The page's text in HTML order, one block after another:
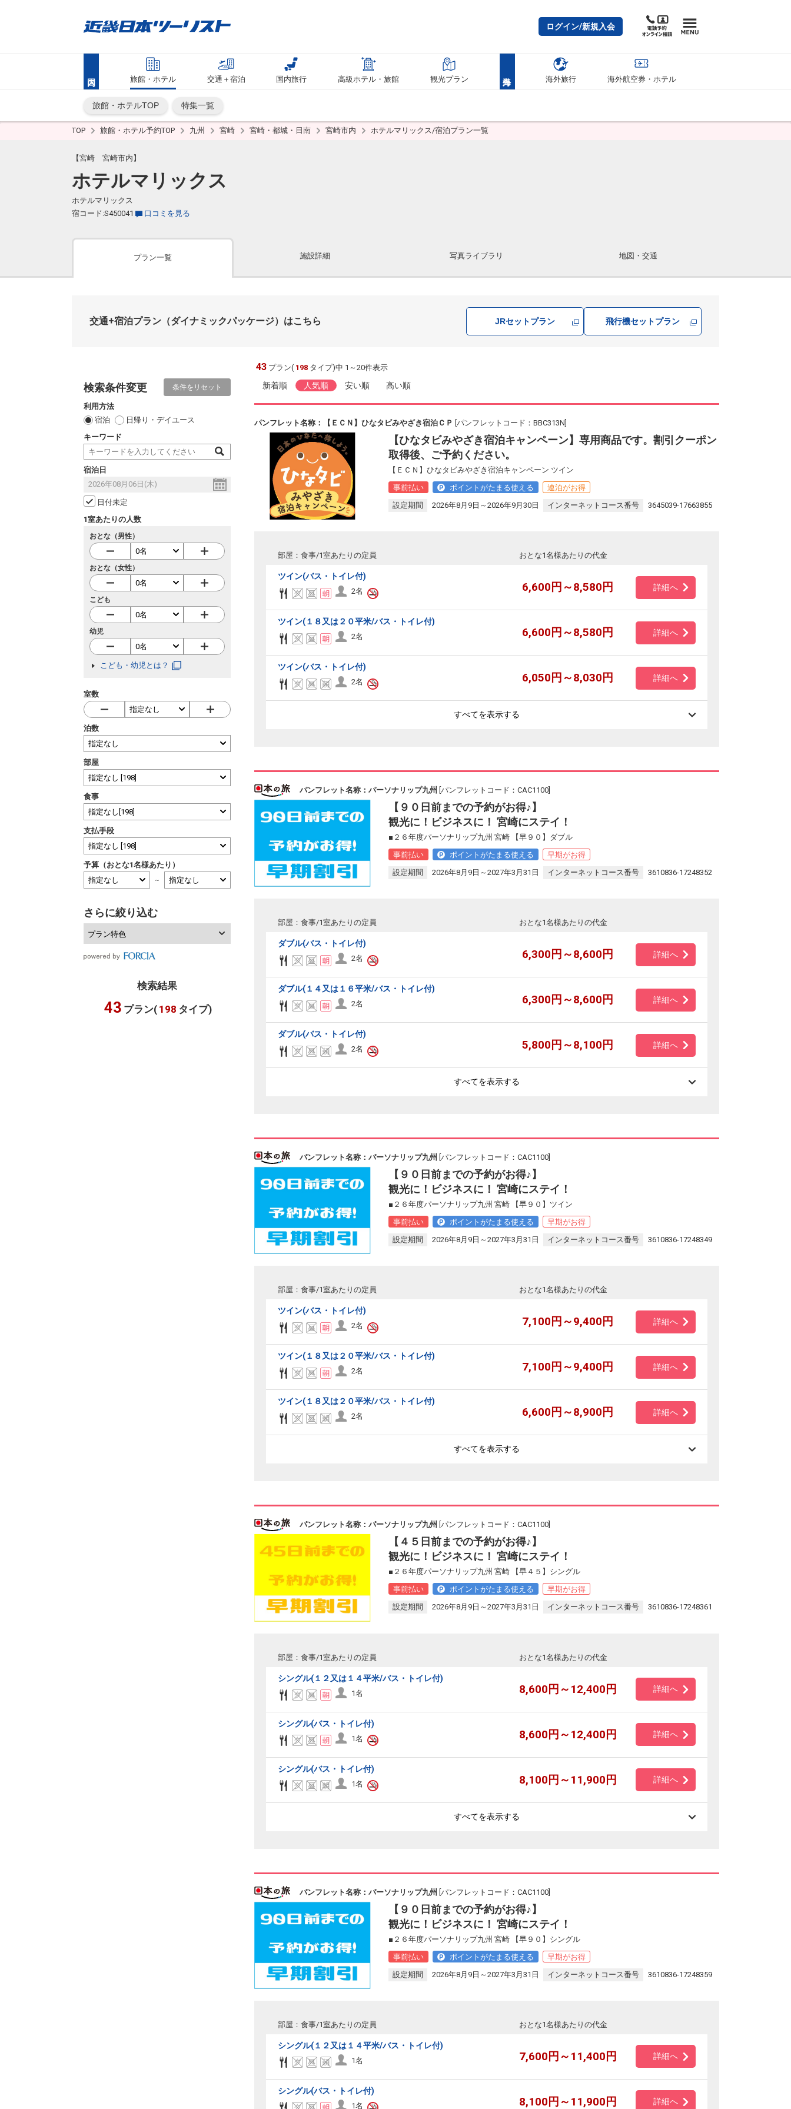
ログイン/新規入会
旅館・ホテル 交通＋宿泊 国内旅行 高級ホテル・旅館 観光プラン 海外旅行 海外航空券・ホテル
旅館・ホテルTOP 特集一覧
TOP 旅館・ホテル予約TOP 九州 宮崎 宮崎・都城・日南 宮崎市内 ホテルマリックス/宿泊プラン一覧
【宮崎 宮崎市内】
ホテルマリックス
ホテルマリックス
宿コード:S450041
口コミを見る
プラン一覧 施設詳細 写真ライブラリ 地図・交通
交通+宿泊プラン （ダイナミックパッケージ）はこちら JRセットプラン 飛行機セットプラン
検索条件変更 条件をリセット
利用方法
宿泊
日帰り・デイユース
キーワード
宿泊日
日付未定
1室あたりの人数
おとな（男性）
おとな（女性）
こども
幼児
こども・幼児とは？
室数
泊数
部屋
食事
支払手段
予算（おとな1名様あたり）
～
さらに絞り込む
プラン特色
検索結果
43 プラン( 198 タイプ)
43 プラン( 198 タイプ)中 1～20件表示
新着順 人気順 安い順 高い順
パンフレット名称：【ＥＣＮ】ひなタビみやざき宿泊ＣＰ [パンフレットコード：BBC313N]
【ひなタビみやざき宿泊キャンペーン】専用商品です。割引クーポン
取得後、ご予約ください。
【ＥＣＮ】ひなタビみやざき宿泊キャンペーン ツイン
事前払い
ポイントがたまる使える
連泊がお得
設定期間
2026年8月9日～2026年9月30日 インターネットコース番号 3645039-17663855
部屋：食事/1室あたりの定員 おとな1名様あたりの代金
ツイン(バス・トイレ付)
2名 6,600円～8,580円 詳細へ
ツイン(１８又は２０平米/バス・トイレ付)
2名 6,600円～8,580円 詳細へ
ツイン(バス・トイレ付)
2名 6,050円～8,030円 詳細へ
すべてを表示する
パンフレット名称：パーソナリップ九州 [パンフレットコード：CAC1100]
【９０日前までの予約がお得♪】
観光に！ビジネスに！ 宮崎にステイ！
■２６年度パーソナリップ九州 宮崎 【早９０】ダブル
事前払い
ポイントがたまる使える
早期がお得
設定期間
2026年8月9日～2027年3月31日 インターネットコース番号 3610836-17248352
部屋：食事/1室あたりの定員 おとな1名様あたりの代金
ダブル(バス・トイレ付)
2名 6,300円～8,600円 詳細へ
ダブル(１４又は１６平米/バス・トイレ付)
2名 6,300円～8,600円 詳細へ
ダブル(バス・トイレ付)
2名 5,800円～8,100円 詳細へ
すべてを表示する
パンフレット名称：パーソナリップ九州 [パンフレットコード：CAC1100]
【９０日前までの予約がお得♪】
観光に！ビジネスに！ 宮崎にステイ！
■２６年度パーソナリップ九州 宮崎 【早９０】ツイン
事前払い
ポイントがたまる使える
早期がお得
設定期間
2026年8月9日～2027年3月31日 インターネットコース番号 3610836-17248349
部屋：食事/1室あたりの定員 おとな1名様あたりの代金
ツイン(バス・トイレ付)
2名 7,100円～9,400円 詳細へ
ツイン(１８又は２０平米/バス・トイレ付)
2名 7,100円～9,400円 詳細へ
ツイン(１８又は２０平米/バス・トイレ付)
2名 6,600円～8,900円 詳細へ
すべてを表示する
パンフレット名称：パーソナリップ九州 [パンフレットコード：CAC1100]
【４５日前までの予約がお得♪】
観光に！ビジネスに！ 宮崎にステイ！
■２６年度パーソナリップ九州 宮崎 【早４５】シングル
事前払い
ポイントがたまる使える
早期がお得
設定期間
2026年8月9日～2027年3月31日 インターネットコース番号 3610836-17248361
部屋：食事/1室あたりの定員 おとな1名様あたりの代金
シングル(１２又は１４平米/バス・トイレ付)
1名 8,600円～12,400円 詳細へ
シングル(バス・トイレ付)
1名 8,600円～12,400円 詳細へ
シングル(バス・トイレ付)
1名 8,100円～11,900円 詳細へ
すべてを表示する
パンフレット名称：パーソナリップ九州 [パンフレットコード：CAC1100]
【９０日前までの予約がお得♪】
観光に！ビジネスに！ 宮崎にステイ！
■２６年度パーソナリップ九州 宮崎 【早９０】シングル
事前払い
ポイントがたまる使える
早期がお得
設定期間
2026年8月9日～2027年3月31日 インターネットコース番号 3610836-17248359
部屋：食事/1室あたりの定員 おとな1名様あたりの代金
シングル(１２又は１４平米/バス・トイレ付)
1名 7,600円～11,400円 詳細へ
シングル(バス・トイレ付)
1名 8,100円～11,900円 詳細へ